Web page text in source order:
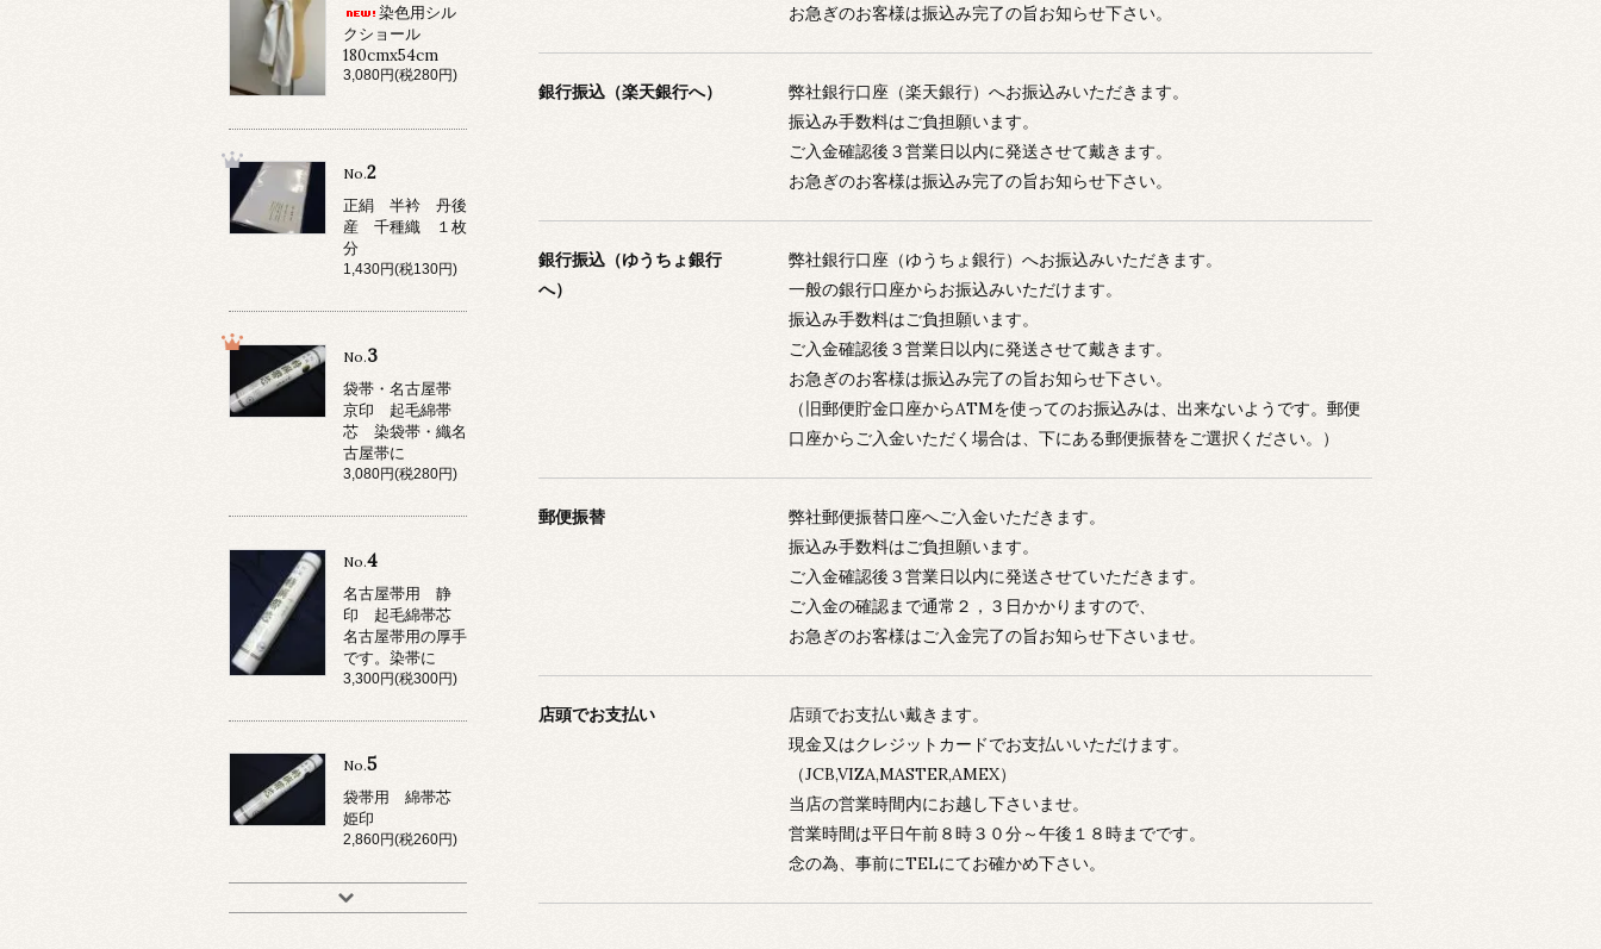
お急ぎのお客様は振込み完了の旨お知らせ下さい。
銀行振込（楽天銀行へ）
弊社銀行口座（楽天銀行）へお振込みいただきます。
振込み手数料はご負担願います。
ご入金確認後３営業日以内に発送させて戴きます。
お急ぎのお客様は振込み完了の旨お知らせ下さい。
銀行振込（ゆうちょ銀行
へ）
弊社銀行口座（ゆうちょ銀行）へお振込みいただきます。
一般の銀行口座からお振込みいただけます。
振込み手数料はご負担願います。
ご入金確認後３営業日以内に発送させて戴きます。
お急ぎのお客様は振込み完了の旨お知らせ下さい。
（旧郵便貯金口座からATMを使ってのお振込みは、出来ないようです。郵便
口座からご入金いただく場合は、下にある郵便振替をご選択ください。）
郵便振替
弊社郵便振替口座へご入金いただきます。
振込み手数料はご負担願います。
ご入金確認後３営業日以内に発送させていただきます。
ご入金の確認まで通常２，３日かかりますので、
お急ぎのお客様はご入金完了の旨お知らせ下さいませ。
店頭でお支払い
店頭でお支払い戴きます。
現金又はクレジットカードでお支払いいただけます。
（JCB,VIZA,MASTER,AMEX）
当店の営業時間内にお越し下さいませ。
営業時間は平日午前８時３０分～午後１８時までです。
念の為、事前にTELにてお確かめ下さい。
染色用シル
クショール
180cmx54cm
3,080円(税280円)
No.2
正絹 半衿 丹後
産 千種織 １枚
分
1,430円(税130円)
No.3
袋帯・名古屋帯
京印 起毛綿帯
芯 染袋帯・織名
古屋帯に
3,080円(税280円)
No.4
名古屋帯用 静
印 起毛綿帯芯
名古屋帯用の厚手
です。染帯に
3,300円(税300円)
No.5
袋帯用 綿帯芯
姫印
2,860円(税260円)